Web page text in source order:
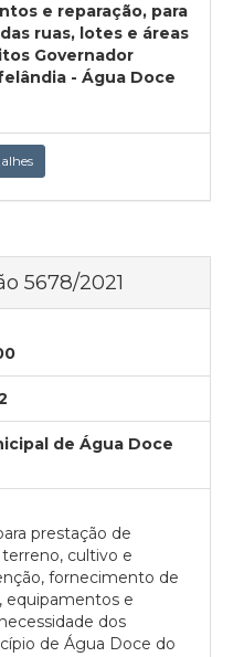
e reparação, para
ruas, lotes e áreas
Governador
- Água Doce
5678/2021
de Água Doce
prestação de
cultivo e
fornecimento de
equipamentos e
dos
de Água Doce do